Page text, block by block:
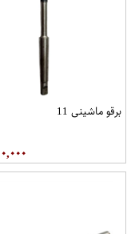
برقو ماشینی 11